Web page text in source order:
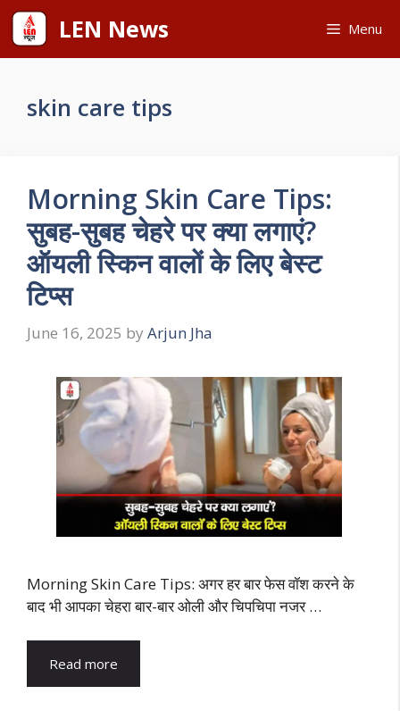
Skip
content
LEN News Menu
skin care tips
Morning Skin Care Tips:
सुबह-सुबह चेहरे पर क्या लगाएं?
ऑयली स्किन वालों के लिए बेस्ट
टिप्स
June 16, 2025 by Arjun Jha
Morning Skin Care Tips: अगर हर बार फेस वॉश करने के
बाद भी आपका चेहरा बार-बार ओली और चिपचिपा नजर …
Read more